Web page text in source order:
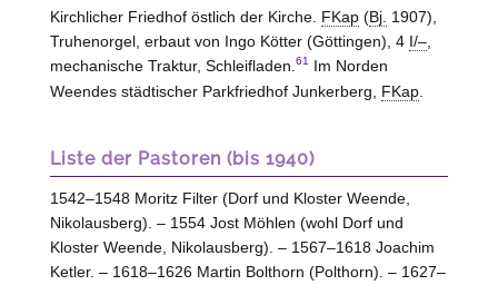
Kirchlicher Friedhof östlich der Kirche. FKap(Bj. 1907),
Truhenorgel, erbaut von Ingo Kötter (Göttingen), 4 I/–,
mechanische Traktur, Schleifladen. 61
Im Norden
Weendes städtischer Parkfriedhof Junkerberg, FKap.
Liste der Pastoren (bis 1940)
1542–1548 Moritz Filter (Dorf und Kloster Weende,
Nikolausberg). – 1554 Jost Möhlen (wohl Dorf und
Kloster Weende, Nikolausberg). – 1567–1618 Joachim
Ketler. – 1618–1626 Martin Bolthorn (Polthorn). – 1627–